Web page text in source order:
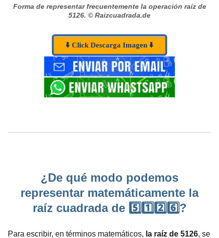
Forma de representar frecuentemente la operación raíz de
5126. © Raizcuadrada.de
⬇️ Click Descarga Imagen ⬇️
¿De qué modo podemos
representar matemáticamente la
raíz cuadrada de 5️⃣1️⃣2️⃣6️⃣?
Para escribir, en términos matemáticos, la raíz de 5126, se